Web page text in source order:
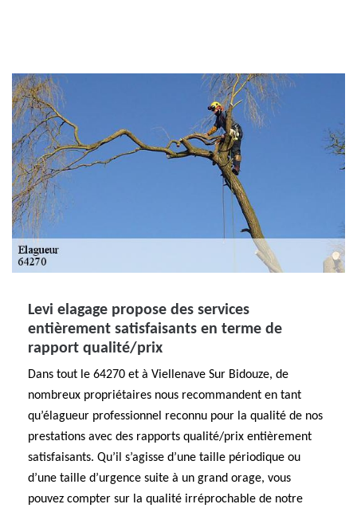
Levi elagage propose des services
entièrement satisfaisants en terme de
rapport qualité/prix
Dans tout le 64270 et à Viellenave Sur Bidouze, de
nombreux propriétaires nous recommandent en tant
qu’élagueur professionnel reconnu pour la qualité de nos
prestations avec des rapports qualité/prix entièrement
satisfaisants. Qu’il s’agisse d’une taille périodique ou
d’une taille d’urgence suite à un grand orage, vous
pouvez compter sur la qualité irréprochable de notre